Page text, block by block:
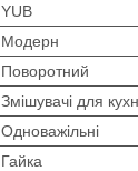
YUB
Модерн
Поворотний
Змішувачі для
Одноважільні
Гайка